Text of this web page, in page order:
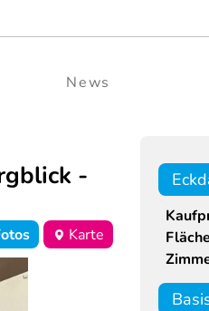
News
-
Karte